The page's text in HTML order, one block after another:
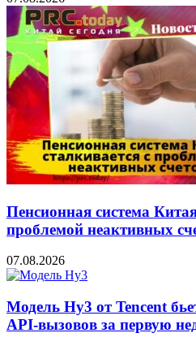
Пенсионная система
проблемой неактивных
07.08.2026
Модель Hy3 от Tencent
API-вызовов за первую